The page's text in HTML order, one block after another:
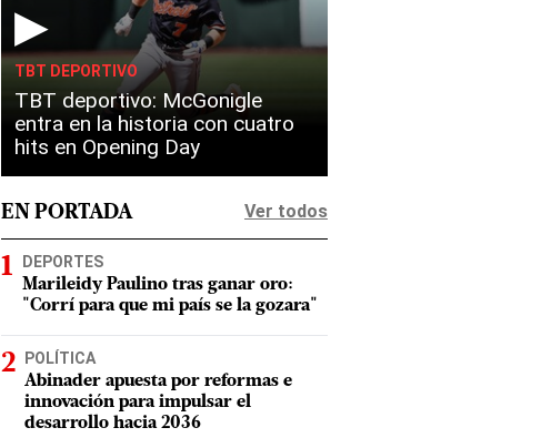
▶
TBT DEPORTIVO
TBT deportivo: McGonigle
entra en la historia con cuatro
hits en Opening Day
EN PORTADA Ver todos
DEPORTES
Marileidy Paulino tras ganar oro:
"Corrí para que mi país se la gozara"
POLÍTICA
Abinader apuesta por reformas e
innovación para impulsar el
desarrollo hacia 2036